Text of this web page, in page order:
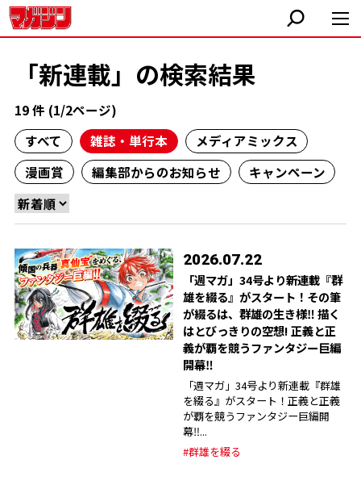
「新連載」の検索結果
19 件 (1/2ページ)
すべて
雑誌・単行本
メディアミックス
漫画賞
編集部からのお知らせ キャンペーン
2026.07.22
「週マガ」34号より新連載『群
雄を綴る』がスタート！その筆
が綴るは、群雄の生き様‼︎ 描く
はとびっきりの空想! 正義と正
義が覇を競うファンタジー巨編
開幕‼︎
「週マガ」34号より新連載『群雄
を綴る』がスタート！正義と正義
が覇を競うファンタジー巨編開
幕‼︎...
#群雄を綴る